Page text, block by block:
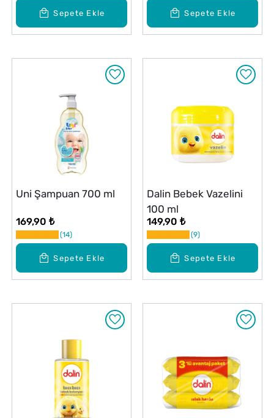
Sepete Ekle Sepete Ekle
Sepete Ekle
Uni Şampuan 700 ml
169,90 ₺
14
Sepete Ekle
Dalin Bebek Vazelini
100 ml
149,90 ₺
9